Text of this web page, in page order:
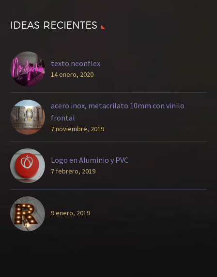
IDEAS RECIENTES
texto neonflex
14 enero, 2020
acero inox, metacrilato 10mm con vinilo
frontal
7 noviembre, 2019
Logo en Aluminio y PVC
7 febrero, 2019
9 enero, 2019